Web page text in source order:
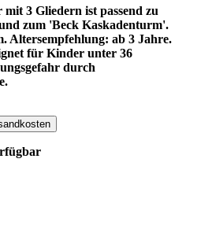
3 Gliedern ist passend zu
zum 'Beck Kaskadenturm'.
Altersempfehlung: ab 3 Jahre.
für Kinder unter 36
durch